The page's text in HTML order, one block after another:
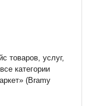
товаров, услуг,
категории
(Bramy